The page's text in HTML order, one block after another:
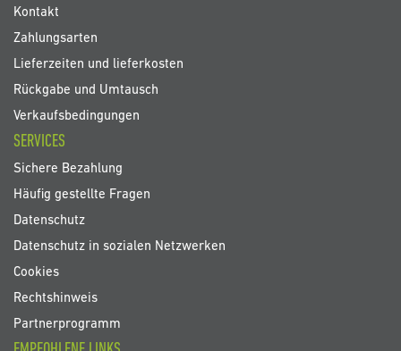
Kontakt
Zahlungsarten
Lieferzeiten und lieferkosten
Rückgabe und Umtausch
Verkaufsbedingungen
SERVICES
Sichere Bezahlung
Häufig gestellte Fragen
Datenschutz
Datenschutz in sozialen Netzwerken
Cookies
Rechtshinweis
Partnerprogramm